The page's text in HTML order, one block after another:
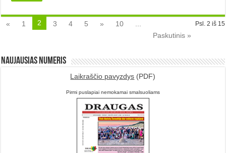
Psl. 2 iš 15
« 1 2 3 4 5 » 10
Paskutinis »
Naujausias numeris
Laikraščio pavyzdys (PDF)
Pirmi puslapiai nemokamai smalsuoliams